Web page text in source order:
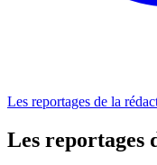
Les reportages de la
Les reportages